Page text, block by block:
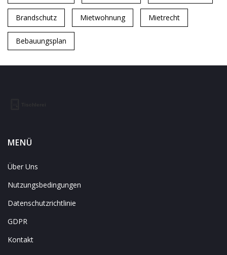
Brandschutz Mietwohnung Mietrecht
Bebauungsplan
MENÜ
Über Uns
Nutzungsbedingungen
Datenschutzrichtlinie
GDPR
Kontakt